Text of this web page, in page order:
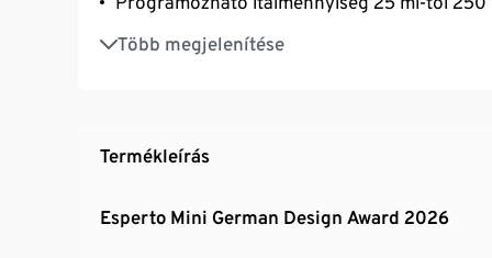
Több megjelenítése
1,1 literes víztartály, szabadon hozzáférhető
felsőszekrények alatt
Termékleírás
Esperto Mini German Design Award 2026